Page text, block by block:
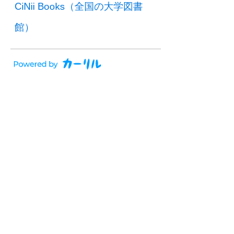
CiNii Books（全国の大学図書
館）